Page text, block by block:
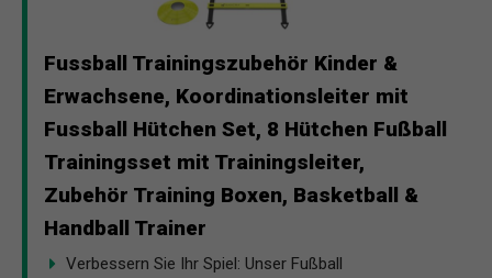
Fussball Trainingszubehör Kinder &
Erwachsene, Koordinationsleiter mit
Fussball Hütchen Set, 8 Hütchen Fußball
Trainingsset mit Trainingsleiter,
Zubehör Training Boxen, Basketball &
Handball Trainer
Verbessern Sie Ihr Spiel: Unser Fußball